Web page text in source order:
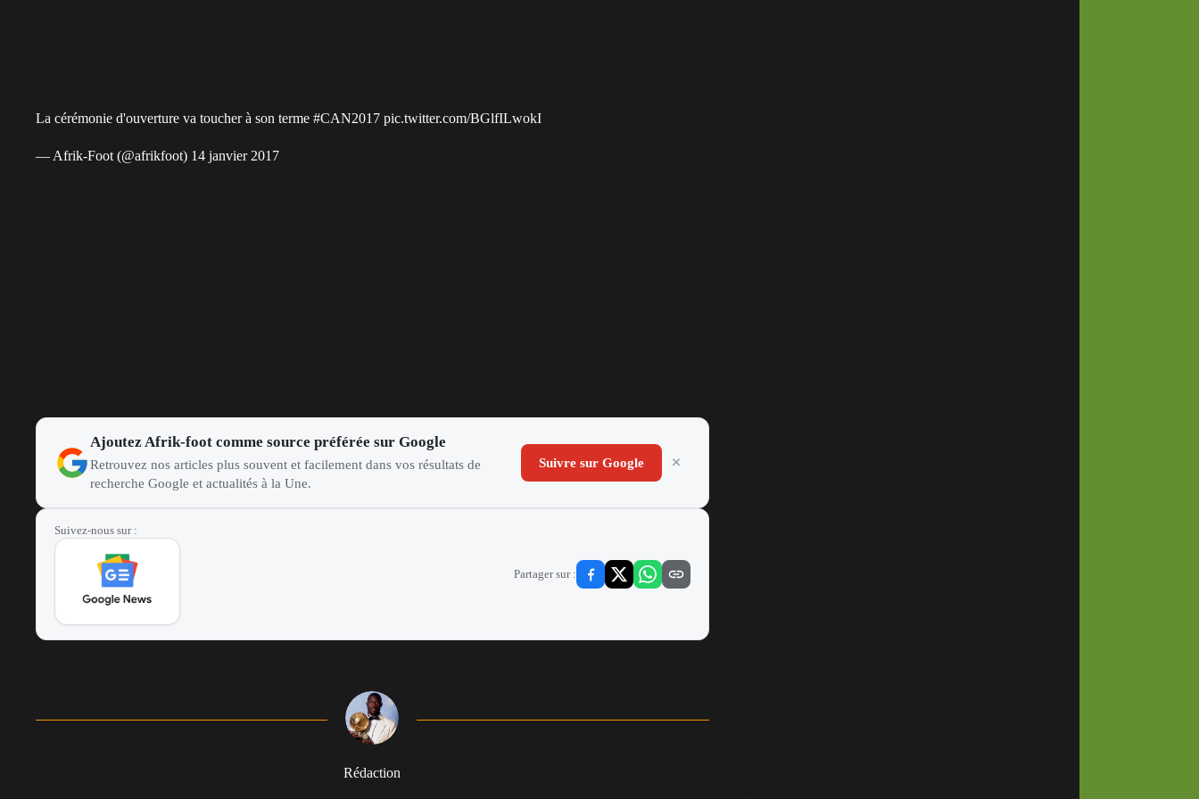
La cérémonie d'ouverture va toucher à son terme #CAN2017 pic.twitter.com/BGlfILwokI
— Afrik-Foot (@afrikfoot) 14 janvier 2017
Ajoutez Afrik-foot comme source préférée sur Google
Retrouvez nos articles plus souvent et facilement dans vos résultats de
recherche Google et actualités à la Une.
Suivre sur Google
Suivez-nous sur :
Partager sur :
Rédaction